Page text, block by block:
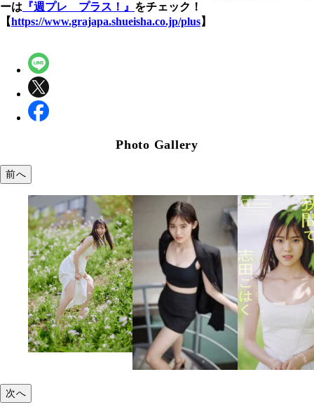
ーは 『週プレ プラス！』 をチェック！
【https://www.grajapa.shueisha.co.jp/plus】
Photo Gallery
前へ
次へ